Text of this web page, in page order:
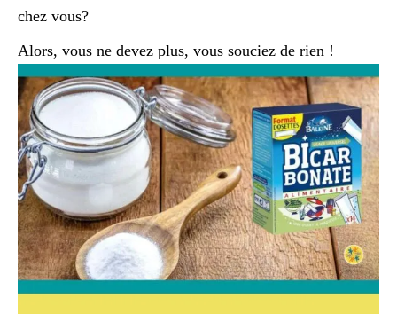
chez vous?
Alors, vous ne devez plus, vous souciez de rien !